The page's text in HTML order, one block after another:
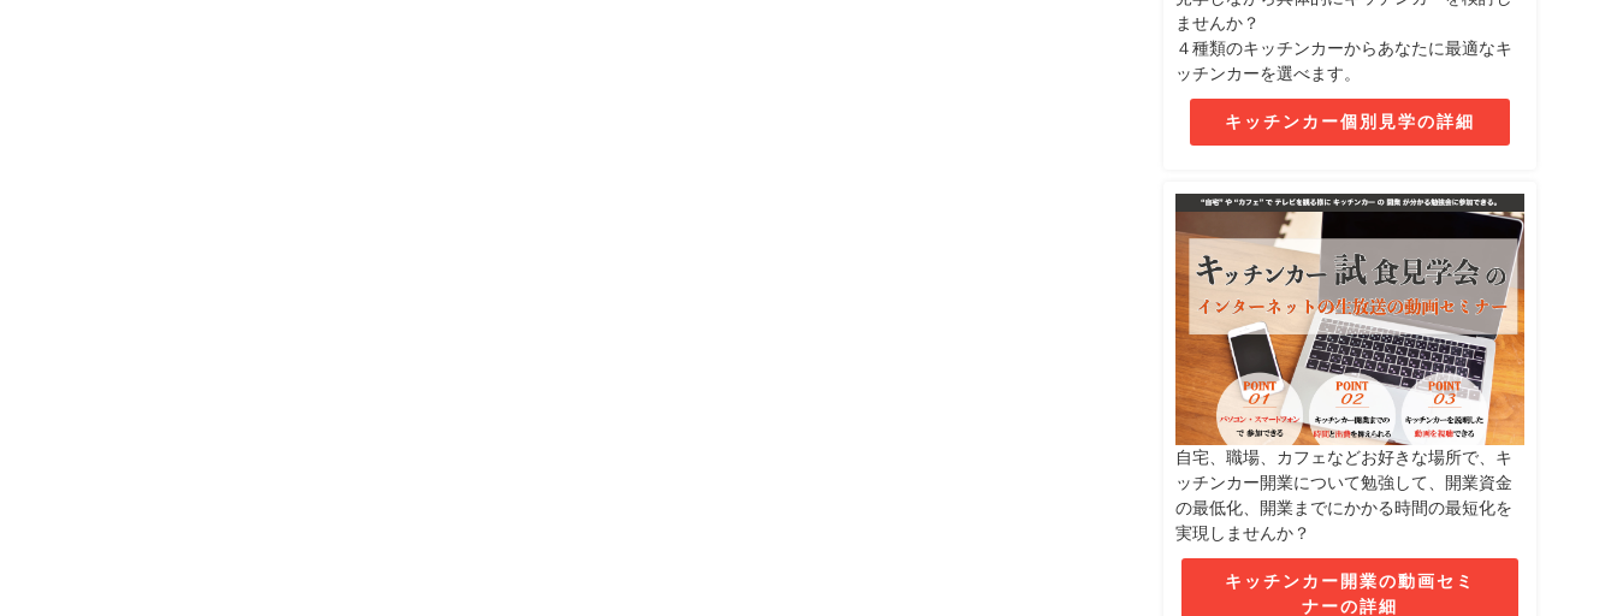
ませんか？
４種類のキッチンカーからあなたに最適なキ
ッチンカーを選べます。
キッチンカー個別見学の詳細
自宅、職場、カフェなどお好きな場所で、キ
ッチンカー開業について勉強して、開業資金
の最低化、開業までにかかる時間の最短化を
実現しませんか？
キッチンカー開業の動画セミ
ナーの詳細